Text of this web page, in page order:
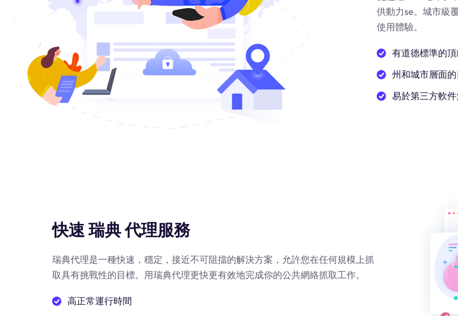
供動力se。城市級
使用體驗。
有道德標準的
州和城市層面
易於第三方軟
快速 瑞典 代理服務
瑞典代理是一種快速，穩定，接近不可阻擋的解決方案，允許您在任何規模上抓
取具有挑戰性的目標。用瑞典代理更快更有效地完成你的公共網絡抓取工作。
高正常運行時間